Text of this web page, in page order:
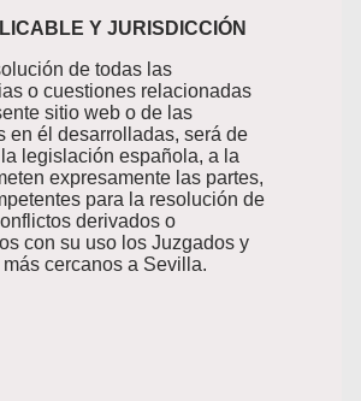
Y JURISDICCIÓN
de todas las
o cuestiones relacionadas
sitio web o de las
en él desarrolladas, será de
legislación española, a la
expresamente las partes,
para la resolución de
derivados o
con su uso los Juzgados y
cercanos a Sevilla.